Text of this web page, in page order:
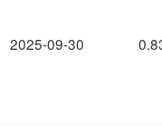
2025-09-30